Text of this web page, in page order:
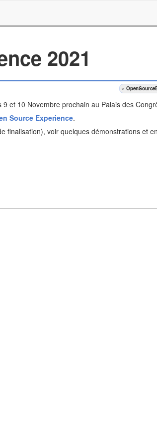
2021
9 et 10 Novembre prochain au Palais des
Source Experience.
finalisation), voir quelques démonstrations et